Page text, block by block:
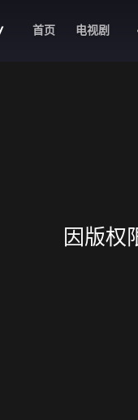
首页 电视剧
因版权